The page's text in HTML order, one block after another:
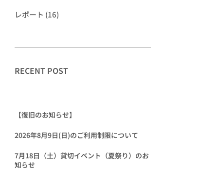
レポート (16)
RECENT POST
【復旧のお知らせ】
2026年8月9日(日)のご利用制限について
7月18日（土）貸切イベント（夏祭り）のお
知らせ